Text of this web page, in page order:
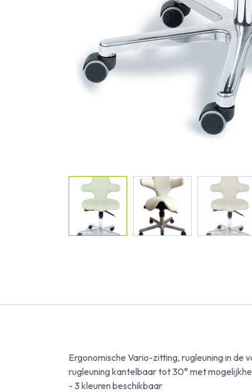
Ergonomische Vario-zitting, rugleuning in de
rugleuning kantelbaar tot 30° met
- 3 kleuren beschikbaar